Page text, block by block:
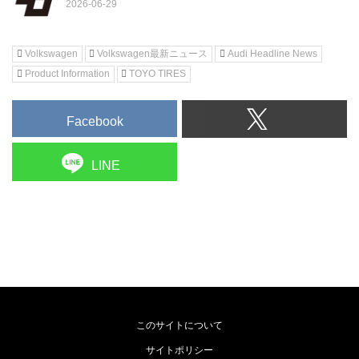
Volkswagen Volkswagen最新ニュース
Audi Headline News
Product Information
TOYO TIRES
Facebook
LINE
このサイトについて
サイトポリシー